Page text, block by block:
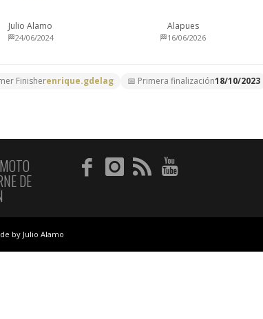
Julio Alamo
🏁24/06/2024
Alapues
🏁16/06/2026
Finisherenrique.gdelag 📅 Primera finalización18/10/2023
DE
by Julio Alamo